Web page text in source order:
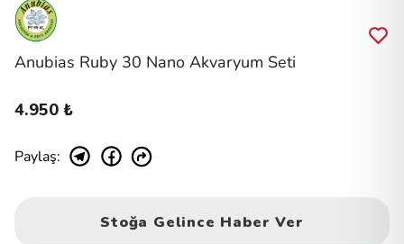
Anubias Ruby 30 Nano Akvaryum Seti
4.950 ₺
Paylaş:
Stoğa Gelince Haber Ver